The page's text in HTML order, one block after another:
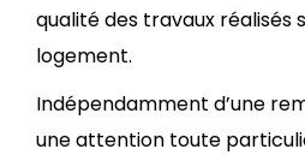
qualité des travaux réalisés
logement.
Indépendamment d’une
une attention toute